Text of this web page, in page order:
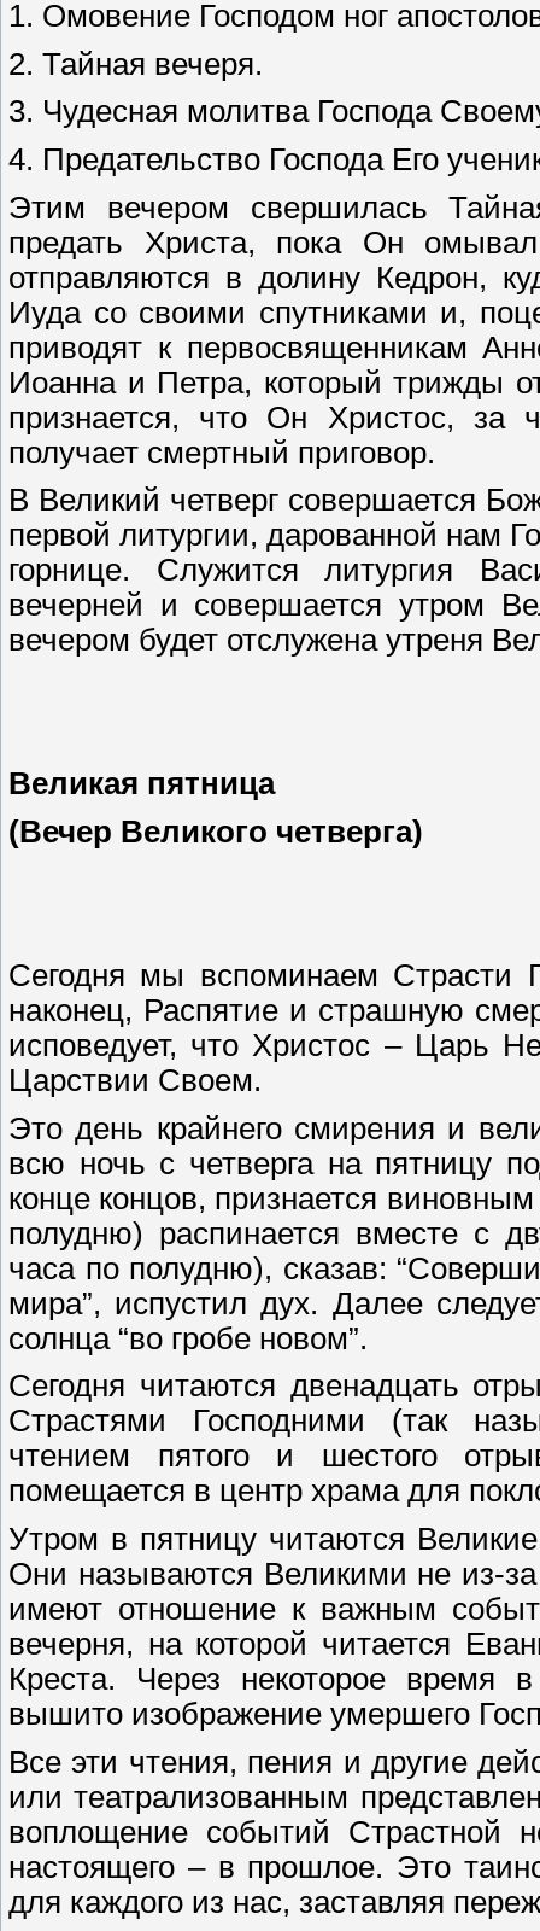
1. Омовение Господом ног
2. Тайная вечеря.
3. Чудесная молитва Господа
4. Предательство Господа Его
Этим вечером свершилась
предать Христа, пока Он
отправляются в долину Кедрон,
Иуда со своими спутниками и,
приводят к первосвященникам
Иоанна и Петра, который трижды
признается, что Он Христос, за
получает смертный приговор.
В Великий четверг совершается
первой литургии, дарованной нам
горнице. Служится литургия
вечерней и совершается утром
вечером будет отслужена утреня
Великая пятница
(Вечер Великого четверга)
Сегодня мы вспоминаем Страсти
наконец, Распятие и страшную
исповедует, что Христос – Царь
Царствии Своем.
Это день крайнего смирения и
всю ночь с четверга на пятницу
конце концов, признается
полудню) распинается вместе с
часа по полудню), сказав:
мира”, испустил дух. Далее
солнца “во гробе новом”.
Сегодня читаются двенадцать
Страстями Господними (так
чтением пятого и шестого
помещается в центр храма для
Утром в пятницу читаются
Они называются Великими не из-
имеют отношение к важным
вечерня, на которой читается
Креста. Через некоторое время
вышито изображение умершего
Все эти чтения, пения и другие
или театрализованным
воплощение событий Страстной
настоящего – в прошлое. Это
для каждого из нас, заставляя